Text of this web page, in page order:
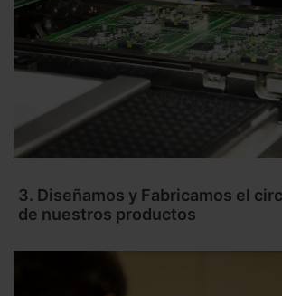
3. Diseñamos y Fabricamos el
de nuestros productos